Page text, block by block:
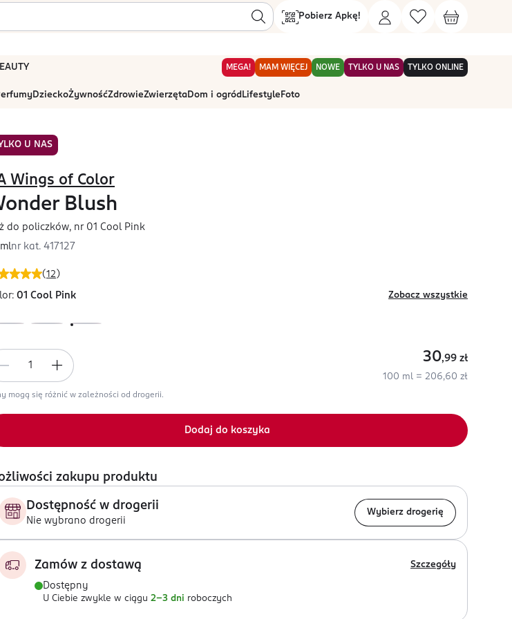
Pobierz Apkę!
MEGA! MAM WIĘCEJ NOWE TYLKO U NAS TYLKO ONLINE
DzieckoŻywnośćZdrowieZwierzętaDom i ogród Lifestyle Foto
U NAS
(12 )
Wings of Color
Blush
do policzków, nr 01 Cool Pink
nr kat. 417127
01 Cool Pink Zobacz wszystkie
30,99 zł
100 ml = 206,60 zł
mogą się różnić w zależności od drogerii.
Dodaj do koszyka
zakupu produktu
Dostępność w drogerii
Nie wybrano drogerii
Wybierz drogerię
Zamów z dostawą Szczegóły
Dostępny
U Ciebie zwykle w ciągu 2-3 dni roboczych